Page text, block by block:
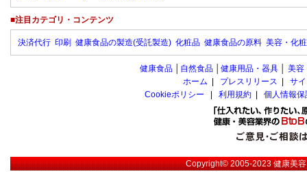
■注目カテゴリ・コンテンツ
決済代行 印刷 健康食品の製造(受託製造) 化粧品 健康食品の原料 美容・化
健康食品 自然食品 健康用品・器具 美容
ホーム
プレスリリース
サ
Cookieポリシー
利用規約 個人情報
Copyright© 2005-2023健康美